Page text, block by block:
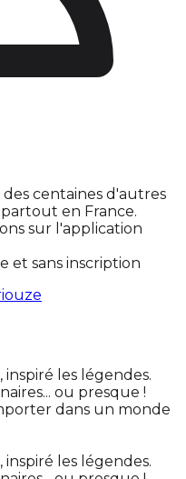
centaines d'autres
en France.
sur l'application
et sans inscription
les légendes.
ou presque !
dans un monde
les légendes.